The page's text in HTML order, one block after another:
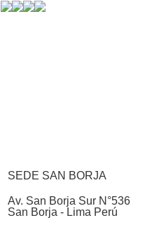
SEDE SAN BORJA
Av. San Borja Sur N°536
San Borja - Lima Perú